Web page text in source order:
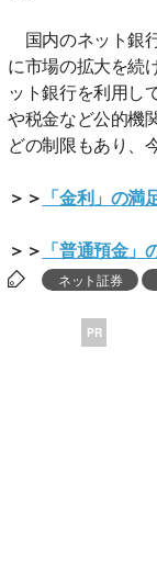
国内のネット銀
に市場の拡大を続
ット銀行を利用し
や税金など公的機
どの制限もあり、
＞＞ 「金利」の
＞＞ 「普通預金
ネット証券
PR